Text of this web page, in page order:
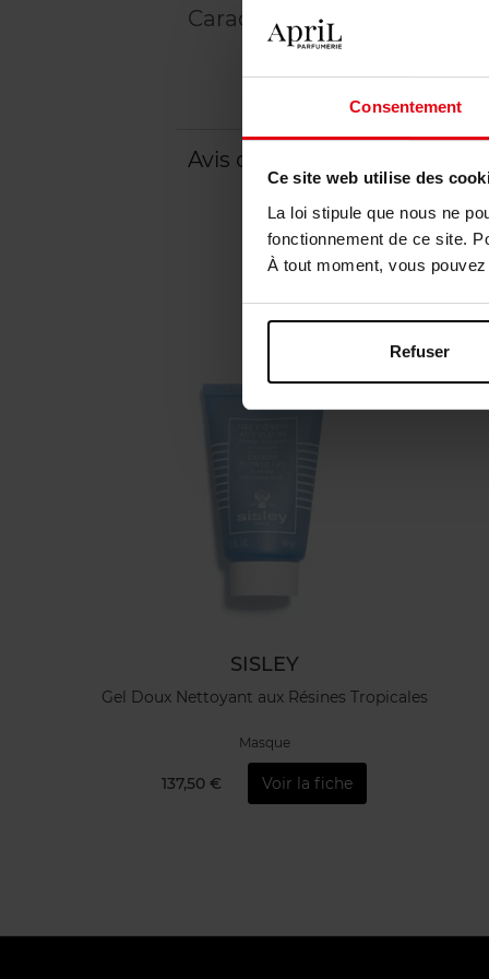
Consentement
Ce site web utilise des
La loi stipule que nous ne
fonctionnement de ce site.
À tout moment, vous
Refuser
Caractéristiques
Avis client
SISLEY
Gel Doux Nettoyant aux Résines Tropicales
Masque
137,50 € Voir la fiche